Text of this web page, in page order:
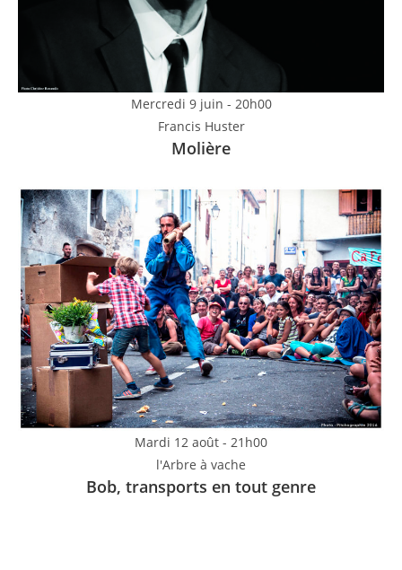
Mercredi 9 juin - 20h00
Francis Huster
Molière
Mardi 12 août - 21h00
l'Arbre à vache
Bob, transports en tout genre